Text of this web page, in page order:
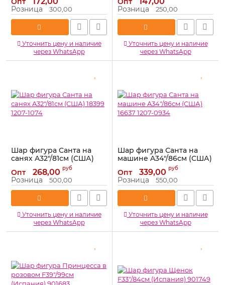
Артикул: 901758
Розница 300,00
Уточнить цену и наличие
через WhatsApp
Артикул: 901516
Розница 250,00
Уточнить цену и наличие
через WhatsApp
Шар фигура Санта на
санях A32"/81см (США)
18399 1207-1074
Артикул: 1207-1074
Опт 268,00 руб
Розница 500,00
Уточнить цену и наличие
через WhatsApp
Шар фигура Санта на
машине A34"/86см (США)
16637 1207-0934
Артикул: 1207-0934
Опт 339,00 руб
Розница 550,00
Уточнить цену и наличие
через WhatsApp